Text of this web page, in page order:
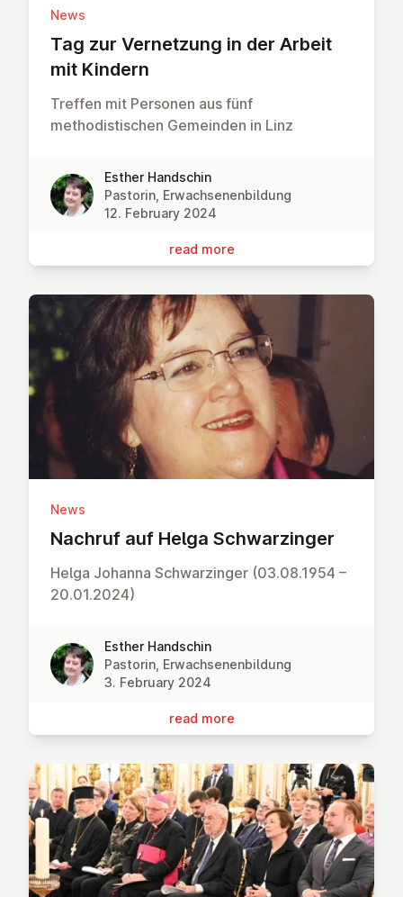
News
Tag zur Vernet­zung in der Arbeit
mit Kindern
Treffen mit Personen aus fünf
methodistischen Gemeinden in Linz
Esther Handschin
Pastorin, Erwachsenenbildung
12. February 2024
read more
News
Nachruf auf Helga Schwar­zinger
Helga Johanna Schwarzinger (03.08.1954 –
20.01.2024)
Esther Handschin
Pastorin, Erwachsenenbildung
3. February 2024
read more